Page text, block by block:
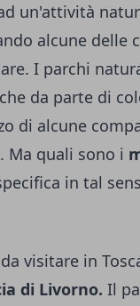
un'attività
alcune delle
I parchi
da parte di
di alcune
. Ma quali sono i
in tal
visitare in
di Livorno. Il